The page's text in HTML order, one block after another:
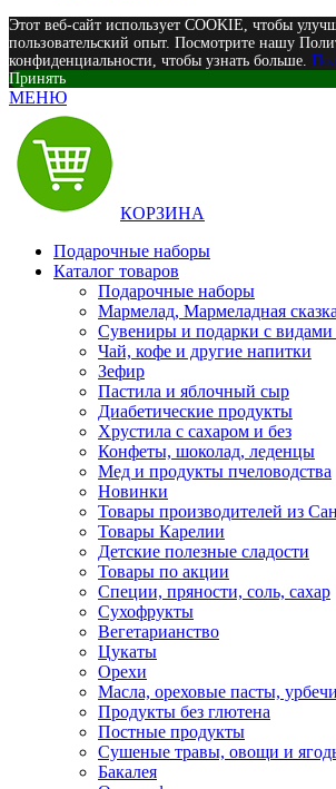
Этот веб-сайт использует COOKIE, чтобы
пользовательский опыт. Посмотрите нашу
конфиденциальности, чтобы узнать больше.
Принять
МЕНЮ
КОРЗИНА
Подарочные наборы
Каталог товаров
Подарочные наборы
Мармелад, Мармеладная сказка
Сувениры и подарки с видами
Чай, кофе и другие напитки
Зефир
Пастила и яблочный сыр
Диабетические продукты
Хрустила с сахаром и без
Конфеты, шоколад, леденцы
Мед и продукты пчеловодства
Новинки
Товары производителей из
Товары Карелии
Детские полезные сладости
Товары по акции
Специи, пряности, соль, сахар
Сухофрукты
Вегетарианство
Цукаты
Орехи
Масла, ореховые пасты,
Продукты без глютена
Постные продукты
Сушеные травы, овощи и
Бакалея